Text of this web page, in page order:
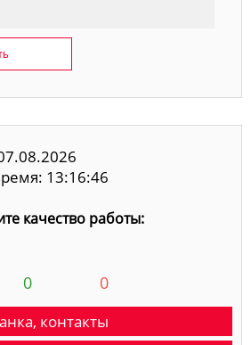
13:16:47
качество работы:
0 0
контакты